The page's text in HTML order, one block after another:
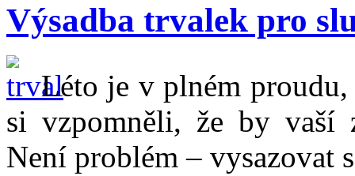
Výsadba trvalek pro
Léto je v plném
si vzpomněli, že by vaší
Není problém – vysazovat